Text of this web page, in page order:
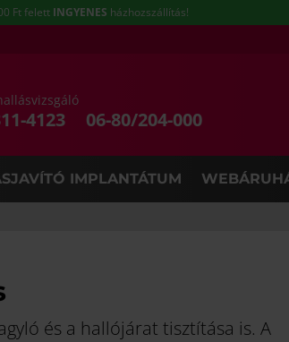
Ft felett INGYENES házhozszállítás!
4123 06-80/204-000
IMPLANTÁTUM
és a hallójárat tisztítása is. A